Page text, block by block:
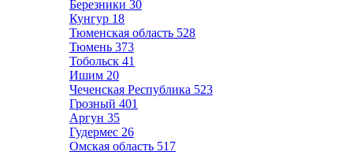
Березники 30
Кунгур 18
Тюменская область 528
Тюмень 373
Тобольск 41
Ишим 20
Чеченская Республика 523
Грозный 401
Аргун 35
Гудермес 26
Омская область 517